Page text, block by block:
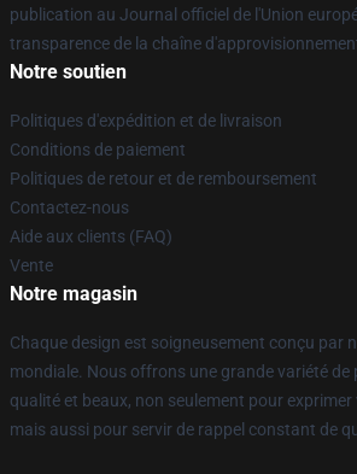
publication au Journal officiel de l'Union
transparence de la chaîne
Notre soutien
Politiques d'expédition et de livraison
Conditions de paiement
Politiques de retour et de remboursement
Contactez-nous
Aide aux clients (FAQ)
Vente
Notre magasin
Chaque design est soigneusement conçu par
mondiale. Nous offrons une grande variété de
qualité et beaux, non seulement pour
mais aussi pour servir de rappel constant de